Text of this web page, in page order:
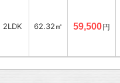
2LDK 62.32㎡ 59,500円